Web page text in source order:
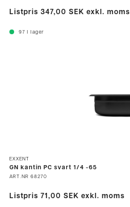
Listpris 347,00 SEK exkl. moms
97 I lager
EXXENT
GN kantin PC svart 1/4 -65
ART.NR 68270
Listpris 71,00 SEK exkl. moms